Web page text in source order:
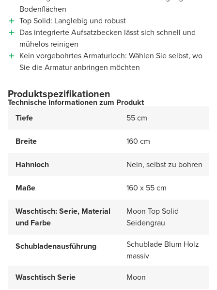
Bodenflächen
Top Solid: Langlebig und robust
Das integrierte Aufsatzbecken lässt sich schnell und
mühelos reinigen
Kein vorgebohrtes Armaturloch: Wählen Sie selbst, wo
Sie die Armatur anbringen möchten
Produktspezifikationen
Technische Informationen zum Produkt
Tiefe
55 cm
Breite 160 cm
Hahnloch Nein, selbst zu bohren
Maße 160 x 55 cm
Waschtisch: Serie, Material
und Farbe
Moon Top Solid
Seidengrau
Schubladenausführung
Schublade Blum Holz
massiv
Waschtisch Serie
Moon